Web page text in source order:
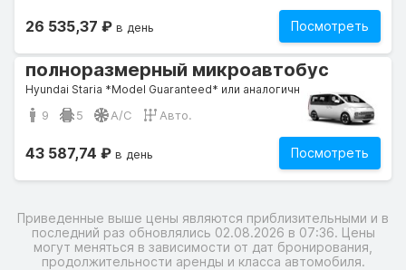
Посмотреть
26 535,37 ₽ в день
полноразмерный микроавтобус
9 5 A/C Авто.
Посмотреть
43 587,74 ₽ в день
Приведенные выше цены являются приблизительными и в
последний раз обновлялись 02.08.2026 в 07:36. Цены
могут меняться в зависимости от дат бронирования,
продолжительности аренды и класса автомобиля.